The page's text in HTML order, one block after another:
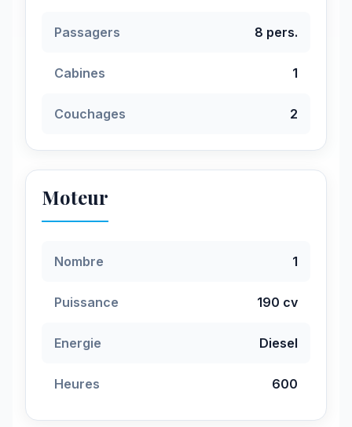
Passagers 8 pers.
Cabines 1
Couchages 2
Moteur
Nombre 1
Puissance 190 cv
Energie Diesel
Heures 600